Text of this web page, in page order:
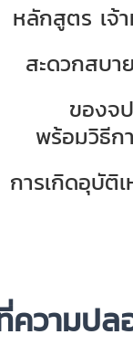
หลักสูตร เจ้
สะดวกสบา
ของจ
พร้อมวิธีก
การเกิดอุบัติ
ความป